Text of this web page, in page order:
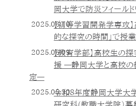
岡大学で防災フィール
2025.06.10【初等学習開発学専攻】
的な探究の時間」で授業
2025.06.09【教育学部】高校生の
援 ―静岡大学と高校の
定―
2025.05.30令和８年度静岡大学大